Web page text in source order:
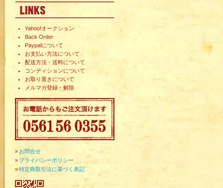
Yahoo!オークション
Back Order
Paypalについて
お支払い方法について
配送方法・送料について
コンディションについて
お取り置きについて
メルマガ登録・解除
» お問合せ
» プライバシーポリシー
»特定商取引法に基づく表記